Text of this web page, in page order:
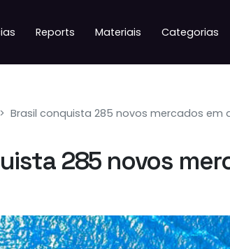
Reports Materiais Categorias
Brasil conquista 285 novos mercados em
285 novos